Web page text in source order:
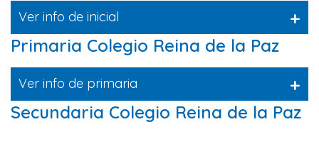
Ver info de inicial +
Primaria Colegio Reina de la Paz
Ver info de primaria +
Secundaria Colegio Reina de la Paz